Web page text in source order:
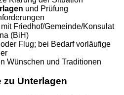
und Prüfung
mit Friedhof/Gemeinde/Konsulat
(BiH)
Flug; bei Bedarf vorläufige
Wünschen und Traditionen
zu Unterlagen